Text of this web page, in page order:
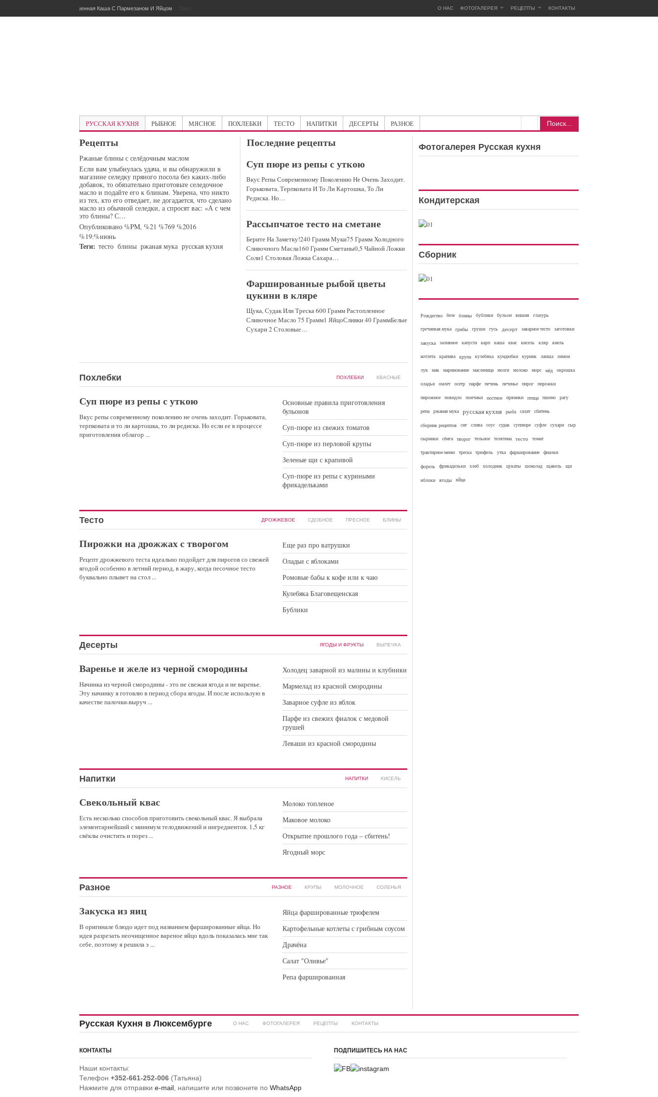
Пшенная Каша С Пармезаном И Яйцом
Пашот
О НАС ФОТОГАЛЕРЕЯ РЕЦЕПТЫ КОНТАКТЫ
РУССКАЯ КУХНЯ РЫБНОЕ МЯСНОЕ ПОХЛЕБКИ ТЕСТО НАПИТКИ ДЕСЕРТЫ РАЗНОЕ Поиск...
Рецепты
Ржаные блины с селёдочным маслом
Если вам улыбнулась удача, и вы обнаружили в
магазине селедку пряного посола без каких-либо
добавок, то обязательно приготовьте селедочное
масло и подайте его к блинам. Уверена, что никто
из тех, кто его отведает, не догадается, что сделано
масло из обычной селедки, а спросят вас: «А с чем
это блины? С…
Опубликовано %PM, %21 %769 %2016
%19:%июнь
Теги: тесто блины ржаная мука русская кухня
Последние рецепты
Суп пюре из репы с уткою
Вкус Репы Современному Поколению Не Очень Заходит.
Горьковата, Терпковата И То Ли Картошка, То Ли
Редиска. Но…
Рассыпчатое тесто на сметане
Берите На Заметку!240 Грамм Муки75 Грамм Холодного
Сливочного Масла160 Грамм Сметаны0,5 Чайной Ложки
Соли1 Столовая Ложка Сахара…
Фаршированные рыбой цветы
цукини в кляре
Щука, Судак Или Треска 600 Грамм Растопленное
Сливочное Масло 75 Грамм1 ЯйцоСливки 40 ГраммБелые
Сухари 2 Столовые…
Похлебки ПОХЛЕБКИ КВАСНЫЕ
Суп пюре из репы с уткою
Вкус репы современному поколению не очень заходит. Горьковата,
терпковата и то ли картошка, то ли редиска. Но если ее в процессе
приготовления облагор ...
Основные правила приготовления
бульонов
Суп-пюре из свежих томатов
Суп-пюре из перловой крупы
Зеленые щи с крапивой
Суп-пюре из репы с куриными
фрикадельками
Тесто ДРОЖЖЕВОЕ СДОБНОЕ ПРЕСНОЕ БЛИНЫ
Пирожки на дрожжах с творогом
Рецепт дрожжевого теста идеально подойдет для пирогов со свежей
ягодой особенно в летний период, в жару, когда песочное тесто
буквально плывет на стол ...
Еще раз про ватрушки
Оладьи с яблоками
Ромовые бабы к кофе или к чаю
Кулебяка Благовещенская
Бублики
Десерты ЯГОДЫ И ФРУКТЫ ВЫПЕЧКА
Варенье и желе из черной смородины
Начинка из черной смородины - это не свежая ягода и не варенье.
Эту начинку я готовлю в период сбора ягоды. И после использую в
качестве палочки-выруч ...
Холодец заварной из малины и клубники
Мармелад из красной смородины
Заварное суфле из яблок
Парфе из свежих фиалок с медовой
грушей
Леваши из красной смородины
Напитки НАПИТКИ КИСЕЛЬ
Свекольный квас
Есть несколько способов приготовить свекольный квас. Я выбрала
элементарнейший с минимум телодвижений и ингредиентов. 1,5 кг
свёклы очистить и порез ...
Молоко топленое
Маковое молоко
Открытие прошлого года – сбитень!
Ягодный морс
Разное РАЗНОЕ КРУПЫ МОЛОЧНОЕ СОЛЕНЬЯ
Закуска из яиц
В оригинале блюдо идет под названием фаршированные яйца. Но
идея разрезать неочищенное вареное яйцо вдоль показалась мне так
себе, поэтому я решила э ...
Яйца фаршированные трюфелем
Картофельные котлеты с грибным соусом
Драчёна
Салат "Оливье"
Репа фаршированная
Фотогалерея Русская кухня
Кондитерская
Сборник
Рождество безе блины бублики бульон вишня глазурь
гречневая мука грибы груши гусь десерт заварное тесто заготовки
закуска заливное капуста карп каша квас кисель кляр кнель
котлета крапива крупа кулебяка кундюбки курник лапша лимон
лук мак маринование масленица мозги молоко морс мёд окрошка
оладьи омлет осетр парфе печень печенье пирог пирожки
пирожное повидло пончики постное пряники птица пшено рагу
репа ржаная мука русская кухня рыба салат сбитень
сборник рецептов сиг слива соус судак суппюре суфле сухари сыр
сырники сёмга творог тельное телятина тесто томат
трактирное меню треска трюфель утка фарширование фиалки
форель фрикадельки хлеб холодник цукаты шоколад щавель щи
яблоки ягоды яйца
Русская Кухня в Люксембурге О НАС ФОТОГАЛЕРЕЯ РЕЦЕПТЫ КОНТАКТЫ
КОНТАКТЫ
Наши контакты:
Телефон +352-661-252-006 (Татьяна)
Нажмите для отправки e-mail , напишите или позвоните по WhatsApp
ПОДПИШИТЕСЬ НА НАС